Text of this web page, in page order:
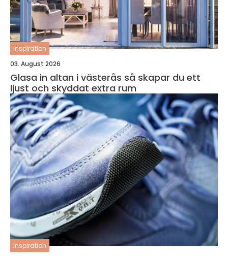
inspiration
03. August 2026
Glasa in altan i västerås så skapar du ett
ljust och skyddat extra rum
inspiration